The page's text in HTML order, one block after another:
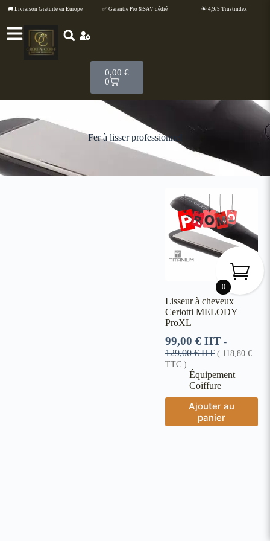
🚚 Livraison Gratuite en Europe ✅ Garantie Pro &SAV dédié 🌟 4,9/5 Trustindex
0,00 €
0
Fer à lisser professionnel
Lisseur à cheveux
Ceriotti MELODY
ProXL
99,00 € HT -
129,00€HT ( 118,80 €
TTC )
Équipement
Coiffure
Ajouter au
panier
0